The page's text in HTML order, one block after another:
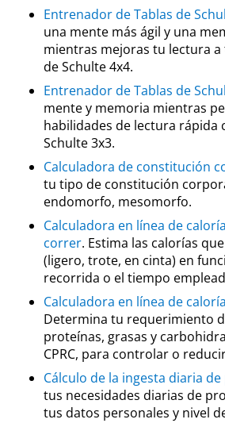
Entrenador de Tablas de
una mente más ágil y una
mientras mejoras tu lectura a
de Schulte 4x4.
Entrenador de Tablas de
mente y memoria mientras
habilidades de lectura rápida
Schulte 3x3.
Calculadora de constitución
tu tipo de constitución
endomorfo, mesomorfo.
Calculadora en línea de
correr. Estima las calorías
(ligero, trote, en cinta) en
recorrida o el tiempo
Calculadora en línea de
Determina tu requerimiento
proteínas, grasas y
CPRC, para controlar o
Cálculo de la ingesta diaria
tus necesidades diarias de
tus datos personales y nivel